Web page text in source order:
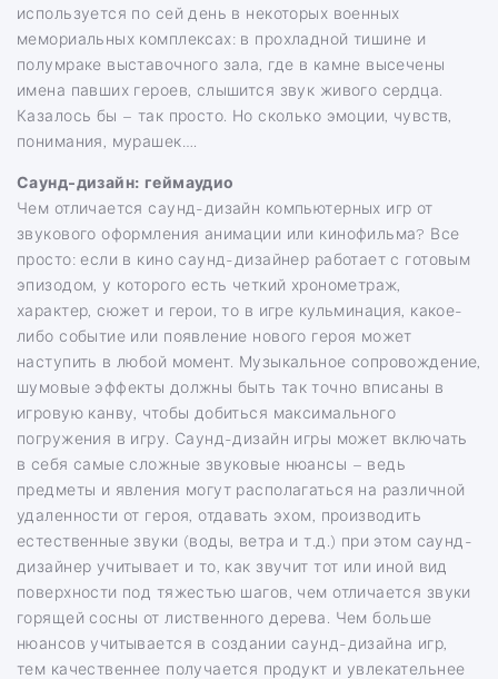
используется по сей день в некоторых военных
мемориальных комплексах: в прохладной тишине и
полумраке выставочного зала, где в камне высечены
имена павших героев, слышится звук живого сердца.
Казалось бы – так просто. Но сколько эмоции, чувств,
понимания, мурашек….
Саунд-дизайн: геймаудио
Чем отличается саунд-дизайн компьютерных игр от
звукового оформления анимации или кинофильма? Все
просто: если в кино саунд-дизайнер работает с готовым
эпизодом, у которого есть четкий хронометраж,
характер, сюжет и герои, то в игре кульминация, какое-
либо событие или появление нового героя может
наступить в любой момент. Музыкальное сопровождение,
шумовые эффекты должны быть так точно вписаны в
игровую канву, чтобы добиться максимального
погружения в игру. Саунд-дизайн игры может включать
в себя самые сложные звуковые нюансы – ведь
предметы и явления могут располагаться на различной
удаленности от героя, отдавать эхом, производить
естественные звуки (воды, ветра и т.д.) при этом саунд-
дизайнер учитывает и то, как звучит тот или иной вид
поверхности под тяжестью шагов, чем отличается звуки
горящей сосны от лиственного дерева. Чем больше
нюансов учитывается в создании саунд-дизайна игр,
тем качественнее получается продукт и увлекательнее